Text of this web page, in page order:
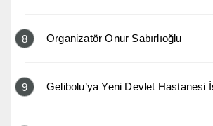
8 Organizatör Onur Sabırlıoğlu
9 Gelibolu’ya Yeni Devlet Hastanesi